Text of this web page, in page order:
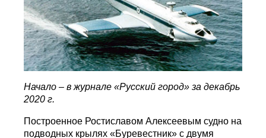
Начало – в журнале «Русский город» за декабрь
2020 г.
Построенное Ростиславом Алексеевым судно на
подводных крылях «Буревестник» с двумя